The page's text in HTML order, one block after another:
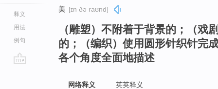
释义
用法
例句
美 [ɪn ðə raʊnd]
（雕塑）不附着于背景的；（戏
的；（编织）使用圆形针织针完
各个角度全面地描述
网络释义 英英释义